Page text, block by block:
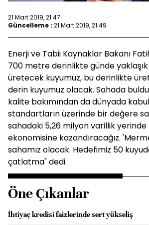
21 Mart 2019, 21:47
Güncelleme : 21 Mart 2019, 21:49
Enerji ve Tabii Kaynaklar Bakanı
700 metre derinlikte günde
üretecek kuyumuz, bu derinlikte
derin kuyumuz olacak. Sahada
kalite bakımından da dünyada
standartların üzerinde bir değere
sahadaki 5,26 milyon varillik yerinde
ekonomisine kazandıracağız.
sahamız olacak. Hedefimiz 50
çatlatma" dedi.
Öne Çıkanlar
İhtiyaç kredisi faizlerinde sert yükseliş